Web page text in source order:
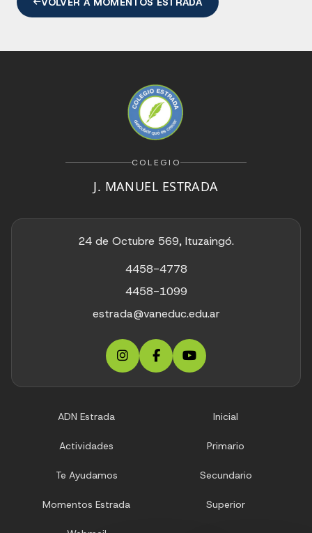
COLEGIO
J. MANUEL ESTRADA
24 de Octubre 569, Ituzaingó.
4458-4778
4458-1099
estrada@vaneduc.edu.ar
ADN Estrada Inicial
Actividades Primario
Te Ayudamos Secundario
Momentos Estrada Superior